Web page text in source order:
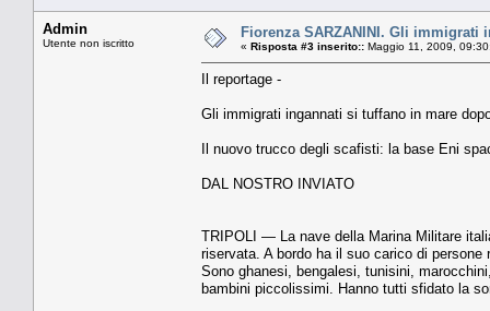
Admin
Utente non iscritto
Fiorenza SARZANINI. Gli immigrati
« Risposta #3 inserito:: Maggio 11, 2009,
Il reportage -
Gli immigrati ingannati si tuffano in mare
Il nuovo trucco degli scafisti: la base Eni
DAL NOSTRO INVIATO
TRIPOLI — La nave della Ma­rina Militare
riservata. A bordo ha il suo carico di
Sono ghanesi, bengalesi, tunisini,
bambini piccolissimi. Hanno tutti sfidato la